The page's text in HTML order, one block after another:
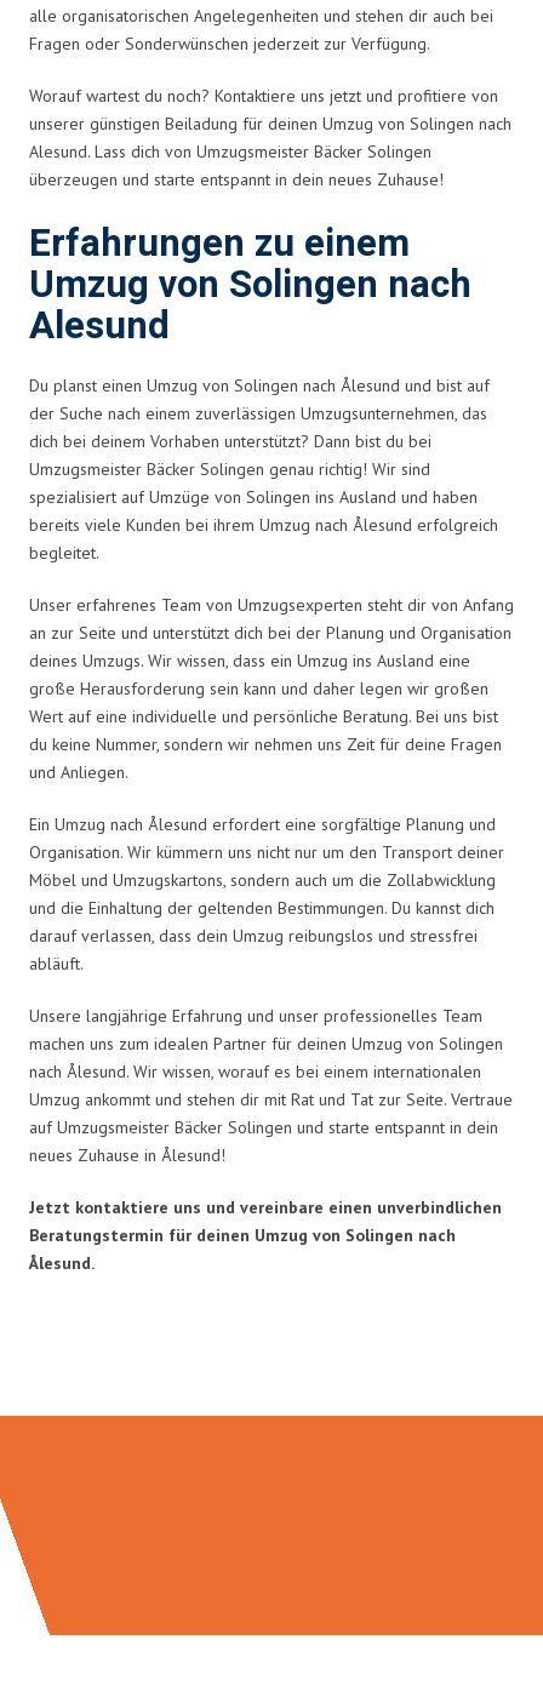
alle organisatorischen Angelegenheiten und stehen dir auch bei
Fragen oder Sonderwünschen jederzeit zur Verfügung.
Worauf wartest du noch? Kontaktiere uns jetzt und profitiere von
unserer günstigen Beiladung für deinen Umzug von Solingen nach
Alesund. Lass dich von Umzugsmeister Bäcker Solingen
überzeugen und starte entspannt in dein neues Zuhause!
Erfahrungen zu einem
Umzug von Solingen nach
Alesund
Du planst einen Umzug von Solingen nach Ålesund und bist auf
der Suche nach einem zuverlässigen Umzugsunternehmen, das
dich bei deinem Vorhaben unterstützt? Dann bist du bei
Umzugsmeister Bäcker Solingen genau richtig! Wir sind
spezialisiert auf Umzüge von Solingen ins Ausland und haben
bereits viele Kunden bei ihrem Umzug nach Ålesund erfolgreich
begleitet.
Unser erfahrenes Team von Umzugsexperten steht dir von Anfang
an zur Seite und unterstützt dich bei der Planung und Organisation
deines Umzugs. Wir wissen, dass ein Umzug ins Ausland eine
große Herausforderung sein kann und daher legen wir großen
Wert auf eine individuelle und persönliche Beratung. Bei uns bist
du keine Nummer, sondern wir nehmen uns Zeit für deine Fragen
und Anliegen.
Ein Umzug nach Ålesund erfordert eine sorgfältige Planung und
Organisation. Wir kümmern uns nicht nur um den Transport deiner
Möbel und Umzugskartons, sondern auch um die Zollabwicklung
und die Einhaltung der geltenden Bestimmungen. Du kannst dich
darauf verlassen, dass dein Umzug reibungslos und stressfrei
abläuft.
Unsere langjährige Erfahrung und unser professionelles Team
machen uns zum idealen Partner für deinen Umzug von Solingen
nach Ålesund. Wir wissen, worauf es bei einem internationalen
Umzug ankommt und stehen dir mit Rat und Tat zur Seite. Vertraue
auf Umzugsmeister Bäcker Solingen und starte entspannt in dein
neues Zuhause in Ålesund!
Jetzt kontaktiere uns und vereinbare einen unverbindlichen
Beratungstermin für deinen Umzug von Solingen nach
Ålesund.